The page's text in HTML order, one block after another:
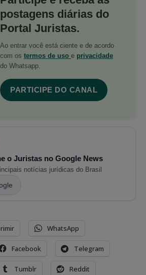
postagens diárias do
Portal Juristas.
Ao entrar você está ciente e de acordo
com os termos de uso e privacidade
do Whatsapp.
PARTICIPE DO CANAL
o Juristas no Google News
notícias jurídicas do Brasil
WhatsApp
Facebook Telegram
Tumblr Reddit